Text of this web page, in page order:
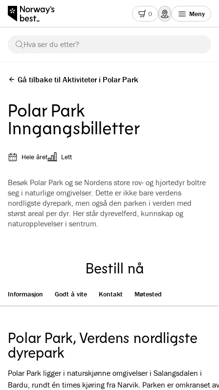
0 Meny
Hva ser du etter?
Gå tilbake til Aktiviteter i Polar Park
Polar Park
Inngangsbilletter
Hele året Lett
Besøk Polar Park og se Nordens store rov- og hjortedyr boltre
seg i naturlige omgivelser. Dette er ikke bare verdens
nordligste dyrepark, men også den parken i verden med
størst areal per dyr. Her står dyrevelferd, kunnskap og
naturopplevelser i sentrum.
Bestill nå
Informasjon Godt å vite Kontakt Møtested
Polar Park, Verdens nordligste
dyrepark
Polar Park ligger i naturskjønne omgivelser i Salangsdalen i
Bardu, rundt én times kjøring fra Narvik. Parken er omkranset av